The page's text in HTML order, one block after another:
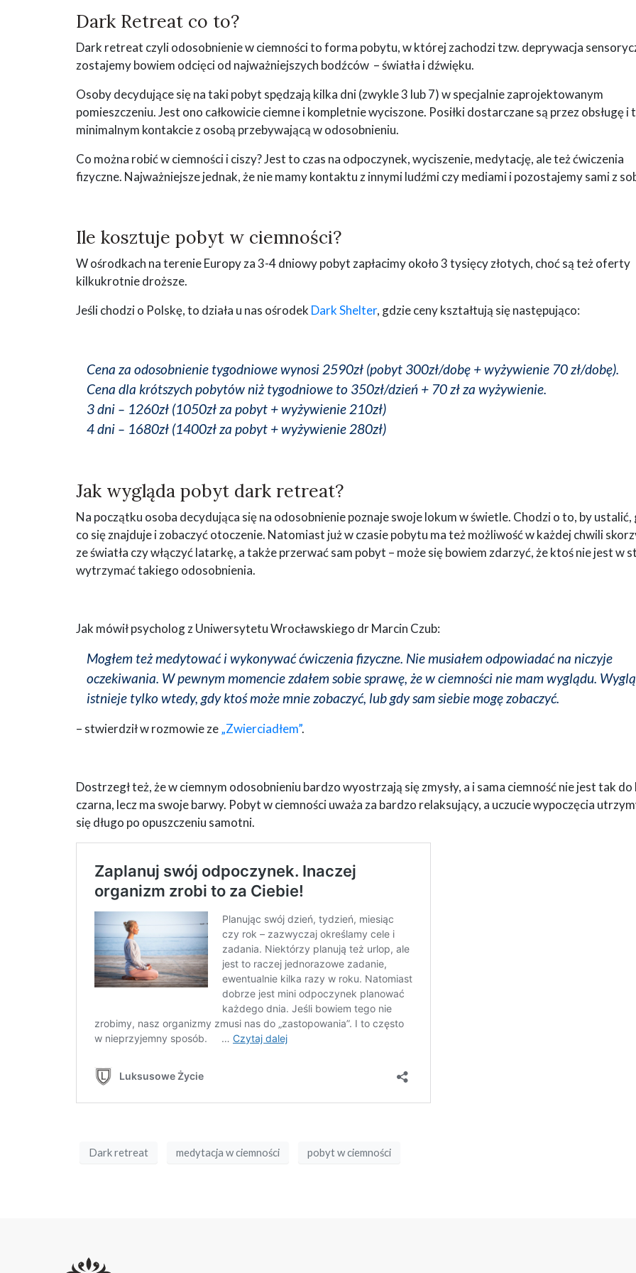
Dark Retreat co to?
Dark retreat czyli odosobnienie w ciemności to forma pobytu, w której zachodzi tzw. deprywacja
zostajemy bowiem odcięci od najważniejszych bodźców – światła i dźwięku.
Osoby decydujące się na taki pobyt spędzają kilka dni (zwykle 3 lub 7) w specjalnie zaprojektowanym
pomieszczeniu. Jest ono całkowicie ciemne i kompletnie wyciszone. Posiłki dostarczane są przez obsługę i
minimalnym kontakcie z osobą przebywającą w odosobnieniu.
Co można robić w ciemności i ciszy? Jest to czas na odpoczynek, wyciszenie, medytację, ale też ćwiczenia
fizyczne. Najważniejsze jednak, że nie mamy kontaktu z innymi ludźmi czy mediami i pozostajemy sami z
Ile kosztuje pobyt w ciemności?
W ośrodkach na terenie Europy za 3-4 dniowy pobyt zapłacimy około 3 tysięcy złotych, choć są też oferty
kilkukrotnie droższe.
Jeśli chodzi o Polskę, to działa u nas ośrodek Dark Shelter, gdzie ceny kształtują się następująco:
Cena za odosobnienie tygodniowe wynosi 2590zł (pobyt 300zł/dobę + wyżywienie 70 zł/dobę).
Cena dla krótszych pobytów niż tygodniowe to 350zł/dzień + 70 zł za wyżywienie.
3 dni – 1260zł (1050zł za pobyt + wyżywienie 210zł)
4 dni – 1680zł (1400zł za pobyt + wyżywienie 280zł)
Jak wygląda pobyt dark retreat?
Na początku osoba decydująca się na odosobnienie poznaje swoje lokum w świetle. Chodzi o to, by ustalić,
co się znajduje i zobaczyć otoczenie. Natomiast już w czasie pobytu ma też możliwość w każdej chwili
ze światła czy włączyć latarkę, a także przerwać sam pobyt – może się bowiem zdarzyć, że ktoś nie jest w
wytrzymać takiego odosobnienia.
Jak mówił psycholog z Uniwersytetu Wrocławskiego dr Marcin Czub:
Mogłem też medytować i wykonywać ćwiczenia fizyczne. Nie musiałem odpowiadać na niczyje
oczekiwania. W pewnym momencie zdałem sobie sprawę, że w ciemności nie mam wyglądu.
istnieje tylko wtedy, gdy ktoś może mnie zobaczyć, lub gdy sam siebie mogę zobaczyć.
– stwierdził w rozmowie ze„Zwierciadłem”.
Dostrzegł też, że w ciemnym odosobnieniu bardzo wyostrzają się zmysły, a i sama ciemność nie jest tak do
czarna, lecz ma swoje barwy. Pobyt w ciemności uważa za bardzo relaksujący, a uczucie wypoczęcia
się długo po opuszczeniu samotni.
Dark retreat medytacja w ciemności pobyt w ciemności